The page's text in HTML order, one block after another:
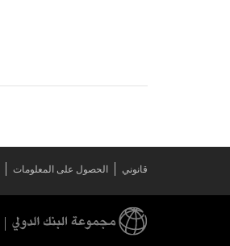
قانوني الحصول على المعلومات